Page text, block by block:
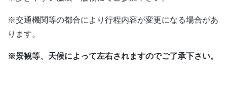
※交通機関等の都合により行程内容が変更になる場合があ
ります。
※景観等、天候によって左右されますのでご了承下さい。